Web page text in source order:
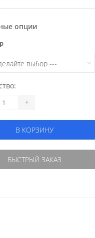
опции
+
В КОРЗИНУ
БЫСТРЫЙ ЗАКАЗ